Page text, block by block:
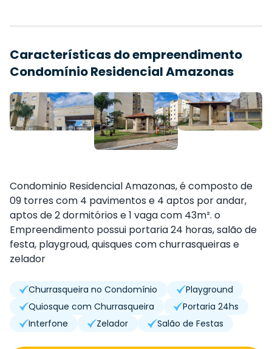
Características do empreendimento
Condomínio Residencial Amazonas
Condominio Residencial Amazonas, é composto de
09 torres com 4 pavimentos e 4 aptos por andar,
aptos de 2 dormitórios e 1 vaga com 43m². o
Empreendimento possui portaria 24 horas, salão de
festa, playgroud, quisques com churrasqueiras e
zelador
Churrasqueira no Condomínio
Playground
Quiosque com Churrasqueira
Portaria 24hs
Interfone
Zelador Salão de Festas